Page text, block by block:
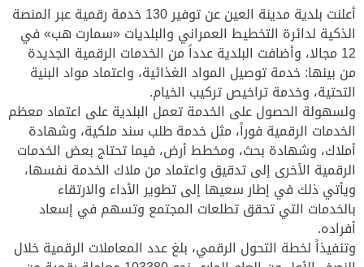
أعلنت بلدية مدينة العين عن توفير 130 خدمة رقمية عبر المنصة
الذكية لدائرة التخطيط العمراني والبلديات «سمارت هب» في
12 مجالا، وأضافت البلدية عدداً من الخدمات الرقمية الجديدة
من بينها: خدمة توصيل المواد الغذائية، واعتماد مواد البنية
التحتية، وخدمة تراخيص تركيب الخيام.
ولسهولة الحصول على الخدمة تعمل البلدية على اعتماد معظم
الخدمات الرقمية فوراً، مثل خدمة طلب سند ملكية، وشهادة
أملاك، وشهادة بحث، ومخطط أرض، فيما تحتاج بعض الخدمات
الرقمية الأخرى إلى تدقيق واعتماد من ملاك الخدمة نفسها،
ويأتي ذلك في إطار سعيها إلى تطوير الأداء والارتقاء
بالخدمات التي تحقق تطلعات المجتمع وتسهم في إسعاد
أفراده.
وتنفيذاً لخطة التحول الرقمي، بلغ عدد المعاملات الرقمية خلال